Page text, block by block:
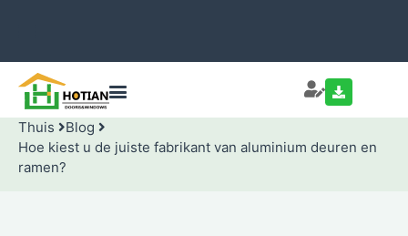
Thuis
Blog
Hoe kiest u de juiste fabrikant van aluminium deuren en
ramen?